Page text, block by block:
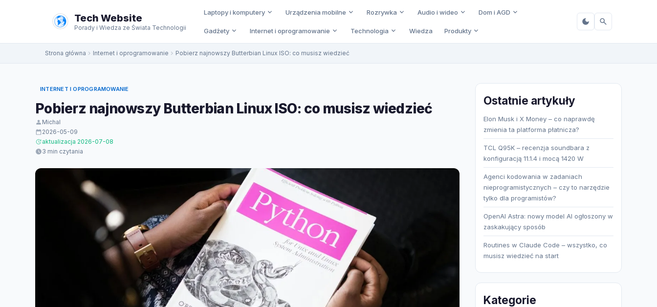
Tech Website
Porady i Wiedza ze Świata Technologii
Laptopy i komputery Urządzenia mobilne Rozrywka Audio i wideo Dom i AGD
Gadżety Internet i oprogramowanie Technologia Wiedza Produkty
Strona główna Internet i oprogramowanie Pobierz najnowszy Butterbian Linux ISO: co musisz wiedzieć
INTERNET I OPROGRAMOWANIE
Pobierz najnowszy Butterbian Linux ISO: co musisz wiedzieć
Michal
2026-05-09
aktualizacja 2026-07-08
3 min czytania
Ostatnie artykuły
Elon Musk i X Money – co naprawdę
zmienia ta platforma płatnicza?
TCL Q95K – recenzja soundbara z
konfiguracją 11.1.4 i mocą 1420 W
Agenci kodowania w zadaniach
nieprogramistycznych – czy to narzędzie
tylko dla programistów?
OpenAI Astra: nowy model AI ogłoszony w
zaskakujący sposób
Routines w Claude Code – wszystko, co
musisz wiedzieć na start
Kategorie